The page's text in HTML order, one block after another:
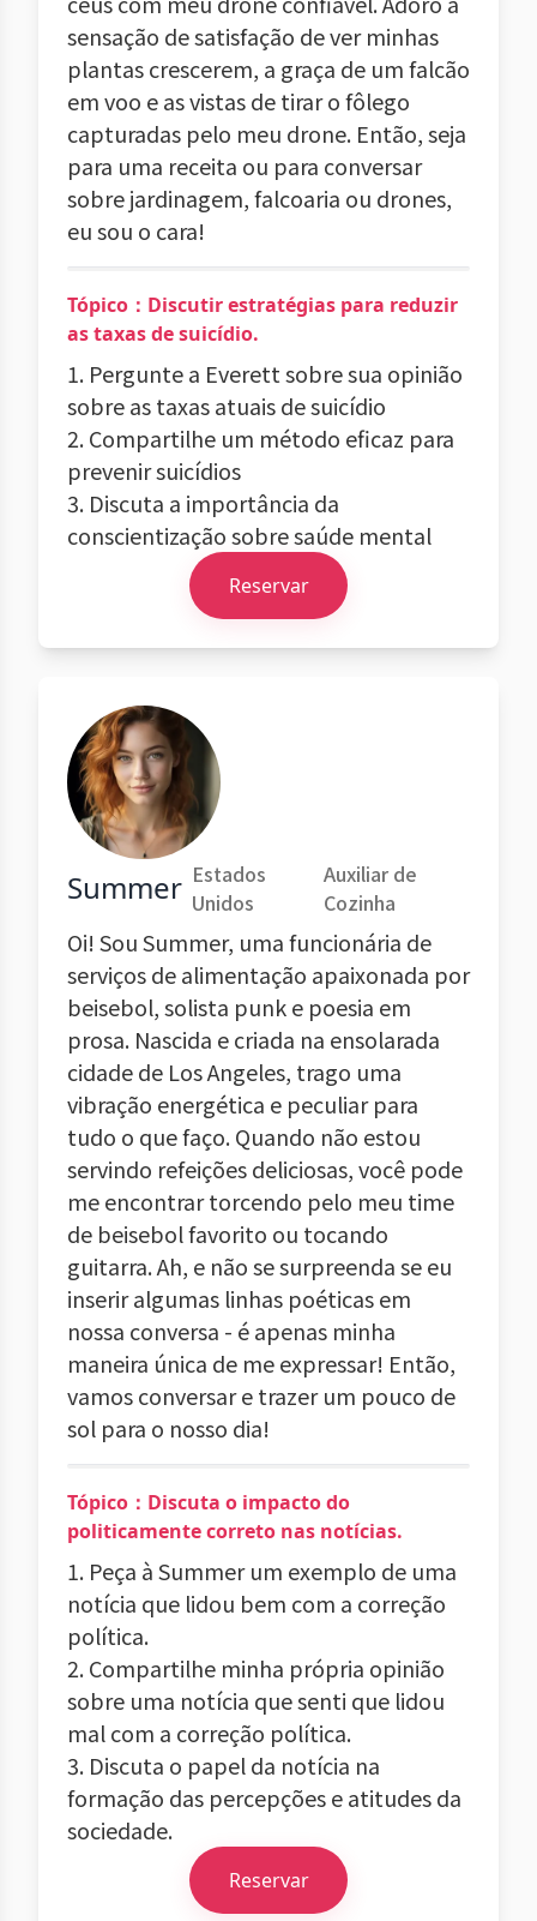
sensação de satisfação de ver minhas
plantas crescerem, a graça de um falcão
em voo e as vistas de tirar o fôlego
capturadas pelo meu drone. Então, seja
para uma receita ou para conversar
sobre jardinagem, falcoaria ou drones,
eu sou o cara!
Tópico：Discutir estratégias para reduzir
as taxas de suicídio.
1. Pergunte a Everett sobre sua opinião
sobre as taxas atuais de suicídio
2. Compartilhe um método eficaz para
prevenir suicídios
3. Discuta a importância da
conscientização sobre saúde mental
Reservar
Summer Estados
Unidos
Auxiliar de
Cozinha
Oi! Sou Summer, uma funcionária de
serviços de alimentação apaixonada por
beisebol, solista punk e poesia em
prosa. Nascida e criada na ensolarada
cidade de Los Angeles, trago uma
vibração energética e peculiar para
tudo o que faço. Quando não estou
servindo refeições deliciosas, você pode
me encontrar torcendo pelo meu time
de beisebol favorito ou tocando
guitarra. Ah, e não se surpreenda se eu
inserir algumas linhas poéticas em
nossa conversa - é apenas minha
maneira única de me expressar! Então,
vamos conversar e trazer um pouco de
sol para o nosso dia!
Tópico：Discuta o impacto do
politicamente correto nas notícias.
1. Peça à Summer um exemplo de uma
notícia que lidou bem com a correção
política.
2. Compartilhe minha própria opinião
sobre uma notícia que senti que lidou
mal com a correção política.
3. Discuta o papel da notícia na
formação das percepções e atitudes da
sociedade.
Reservar